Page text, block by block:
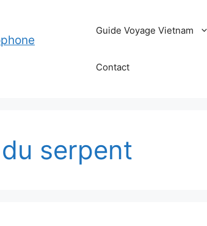
Guide Voyage Vietnam
Contact
serpent